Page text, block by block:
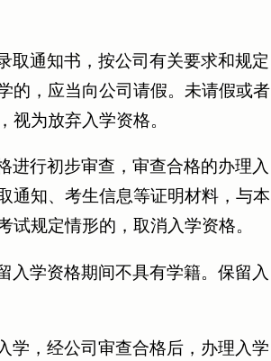
取通知书，按公司有关要求和规定
的，应当向公司请假。未请假或者
视为放弃入学资格。
进行初步审查，审查合格的办理入
通知、考生信息等证明材料，与本
试规定情形的，取消入学资格。
入学资格期间不具有学籍。保留入
学，经公司审查合格后，办理入学